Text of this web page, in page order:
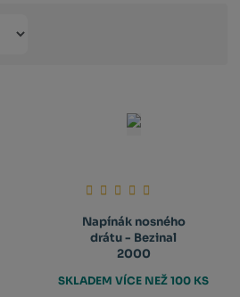
Napínák nosného
drátu - Bezinal
2000
SKLADEM VÍCE NEŽ 100 KS